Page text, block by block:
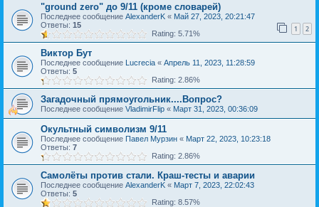
"ground zero" до 9/11 (кроме словарей)
Последнее сообщение AlexanderK « Май 27, 2023, 20:21:47
Ответы: 15 1 2
Rating: 5.71%
Виктор Бут
Последнее сообщение Lucrecia « Апрель 11, 2023, 11:28:59
Ответы: 5
Rating: 2.86%
Загадочный прямоугольник....Вопрос?
Последнее сообщение VladimirFlip « Март 31, 2023, 00:36:09
Окультный символизм 9/11
Последнее сообщение Павел Мурзин « Март 22, 2023, 10:23:18
Ответы: 7
Rating: 2.86%
Самолёты против стали. Краш-тесты и аварии
Последнее сообщение AlexanderK « Март 7, 2023, 22:02:43
Ответы: 5
Rating: 8.57%